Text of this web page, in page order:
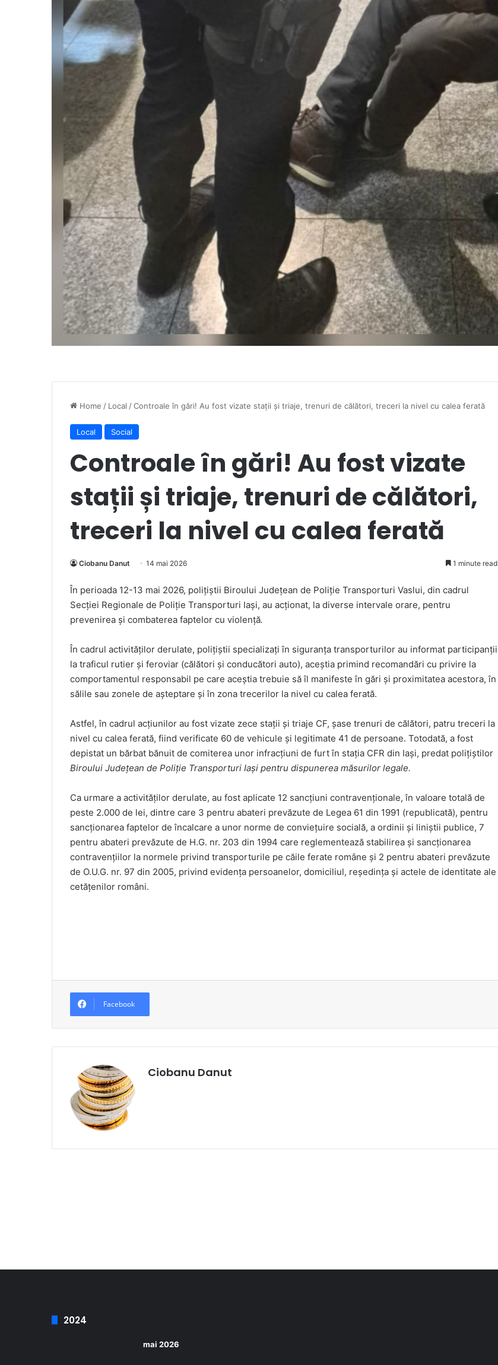
Home / Local /Controale în gări! Au fost vizate stații și triaje, trenuri de călători, treceri la nivel cu calea ferată
Local Social
Controale în gări! Au fost vizate
stații și triaje, trenuri de călători,
treceri la nivel cu calea ferată
Ciobanu Danut 14 mai 2026 1 minute read
În perioada 12-13 mai 2026, polițiștii Biroului Județean de Poliție Transporturi Vaslui, din cadrul
Secției Regionale de Poliție Transporturi Iași, au acționat, la diverse intervale orare, pentru
prevenirea și combaterea faptelor cu violență.
În cadrul activităților derulate, polițiștii specializați în siguranța transporturilor au informat participanții
la traficul rutier și feroviar (călători și conducători auto), aceștia primind recomandări cu privire la
comportamentul responsabil pe care aceștia trebuie să îl manifeste în gări și proximitatea acestora, în
sălile sau zonele de așteptare și în zona trecerilor la nivel cu calea ferată.
Astfel, în cadrul acțiunilor au fost vizate zece stații și triaje CF, șase trenuri de călători, patru treceri la
nivel cu calea ferată, fiind verificate 60 de vehicule și legitimate 41 de persoane. Totodată, a fost
depistat un bărbat bănuit de comiterea unor infracțiuni de furt în stația CFR din Iași, predat polițiștilor
Biroului Județean de Poliție Transporturi Iași pentru dispunerea măsurilor legale.
Ca urmare a activităților derulate, au fost aplicate 12 sancțiuni contravenționale, în valoare totală de
peste 2.000 de lei, dintre care 3 pentru abateri prevăzute de Legea 61 din 1991 (republicată), pentru
sancționarea faptelor de încalcare a unor norme de conviețuire socială, a ordinii și liniștii publice, 7
pentru abateri prevăzute de H.G. nr. 203 din 1994 care reglementează stabilirea și sancționarea
contravențiilor la normele privind transporturile pe căile ferate române și 2 pentru abateri prevăzute
de O.U.G. nr. 97 din 2005, privind evidența persoanelor, domiciliul, reședința și actele de identitate ale
cetățenilor români.
Facebook
Ciobanu Danut
2024
mai 2026